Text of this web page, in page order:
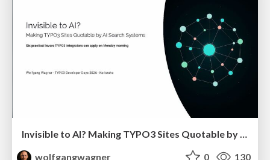
Invisible to AI? Making TYPO3 Sites Quotable by AI Search Systems
wolfgangwagner
0 130